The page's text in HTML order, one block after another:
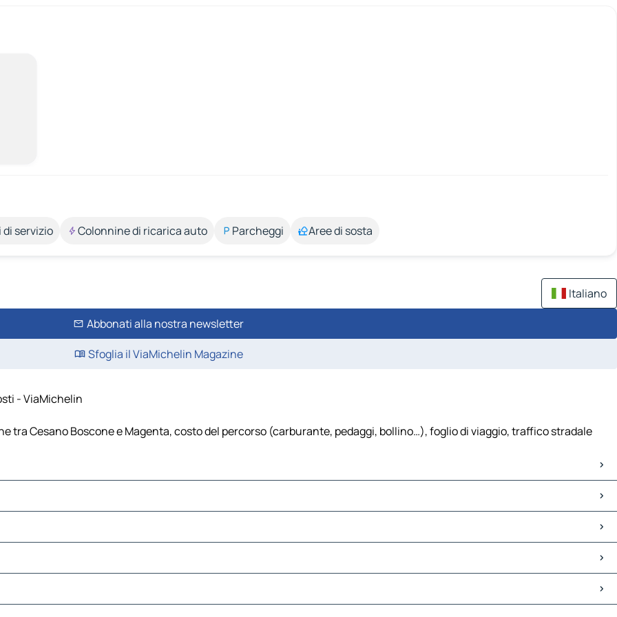
servizio Colonnine di ricarica auto Parcheggi Aree di sosta
Italiano
Abbonati alla nostra newsletter
Sfoglia il ViaMichelin Magazine
- ViaMichelin
tra Cesano Boscone e Magenta, costo del percorso (carburante, pedaggi, bollino…), foglio di viaggio, traffico stradale